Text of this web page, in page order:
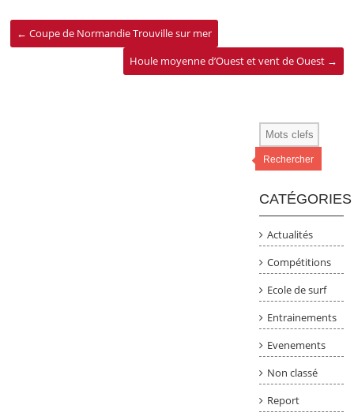
← Coupe de Normandie Trouville sur mer
Houle moyenne d’Ouest et vent de Ouest →
Rechercher
CATÉGORIES
Actualités
Compétitions
Ecole de surf
Entrainements
Evenements
Non classé
Report